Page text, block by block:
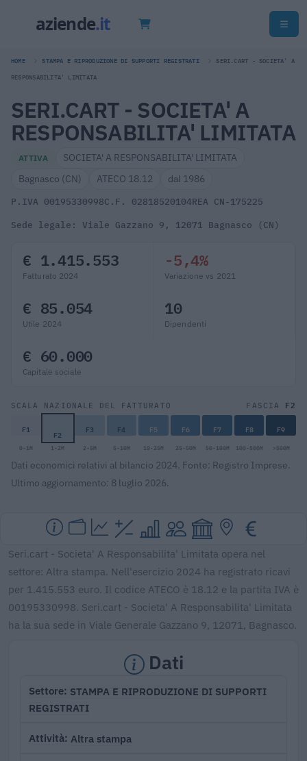
HOME STAMPA E RIPRODUZIONE DI SUPPORTI REGISTRATI SERI.CART - SOCIETA' A
RESPONSABILITA' LIMITATA
SERI.CART - SOCIETA' A
RESPONSABILITA' LIMITATA
ATTIVA
SOCIETA' A RESPONSABILITA' LIMITATA
Bagnasco (CN)
ATECO 18.12 dal 1986
P.IVA 00195330998C.F. 02818520104REA CN-175225
Sede legale: Viale Gazzano 9, 12071 Bagnasco (CN)
€ 1.415.553
Fatturato 2024
-5,4%
Variazione vs 2021
€ 85.054
Utile 2024
10
Dipendenti
€ 60.000
Capitale sociale
SCALA NAZIONALE DEL FATTURATO FASCIA F2
F1 F2 F3 F4 F5 F6 F7 F8 F9
0-1M 1-2M 2-5M 5-10M 10-25M 25-50M 50-100M 100-500M >500M
Dati economici relativi al bilancio 2024. Fonte: Registro Imprese.
Ultimo aggiornamento: 8 luglio 2026.
Seri.cart - Societa' A Responsabilita' Limitata opera nel
settore: Altra stampa. Nell'esercizio 2024 ha registrato ricavi
per 1.415.553 euro. Il codice ATECO è 18.12 e la partita IVA è
00195330998. Seri.cart - Societa' A Responsabilita' Limitata
ha la sua sede in Viale Generale Gazzano 9, 12071, Bagnasco.
Dati
Settore STAMPA E RIPRODUZIONE DI SUPPORTI
REGISTRATI
Attività Altra stampa